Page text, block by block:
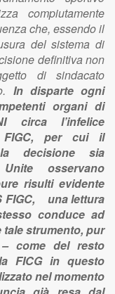
compiutamente
che, essendo il
del sistema di
definitiva non
di sindacato
In disparte ogni
organi di
circa l’infelice
FIGC, per cui il
decisione sia
osservano
risulti evidente
FIGC, una lettura
conduce ad
strumento, pur
– come del resto
FICG in questo
nel momento